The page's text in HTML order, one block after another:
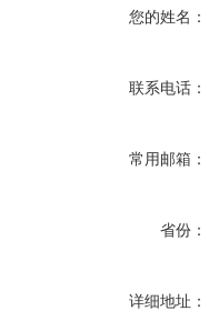
您的姓名：
联系电话：
常用邮箱：
省份：
详细地址：